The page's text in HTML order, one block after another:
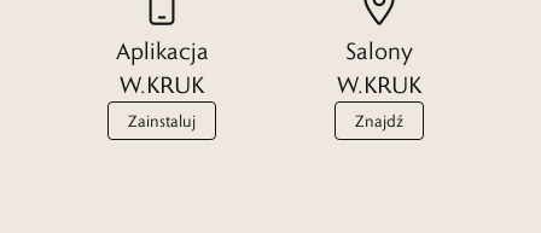
Aplikacja
W.KRUK
Zainstaluj
Salony
W.KRUK
Znajdź